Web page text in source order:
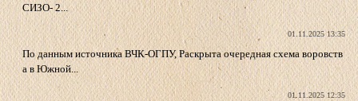
СИЗО- 2...
01.11.2025 13:35
По данным источника ВЧК-ОГПУ, Раскрыта очередная схема воровств
а в Южной...
01.11.2025 12:35